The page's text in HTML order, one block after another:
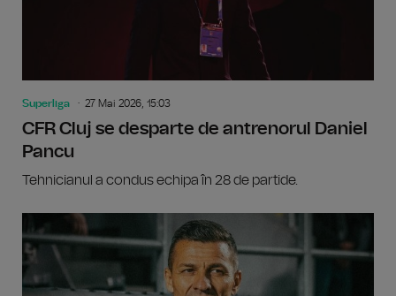
Superliga 27 Mai 2026, 15:03
CFR Cluj se desparte de antrenorul Daniel
Pancu
Tehnicianul a condus echipa în 28 de partide.